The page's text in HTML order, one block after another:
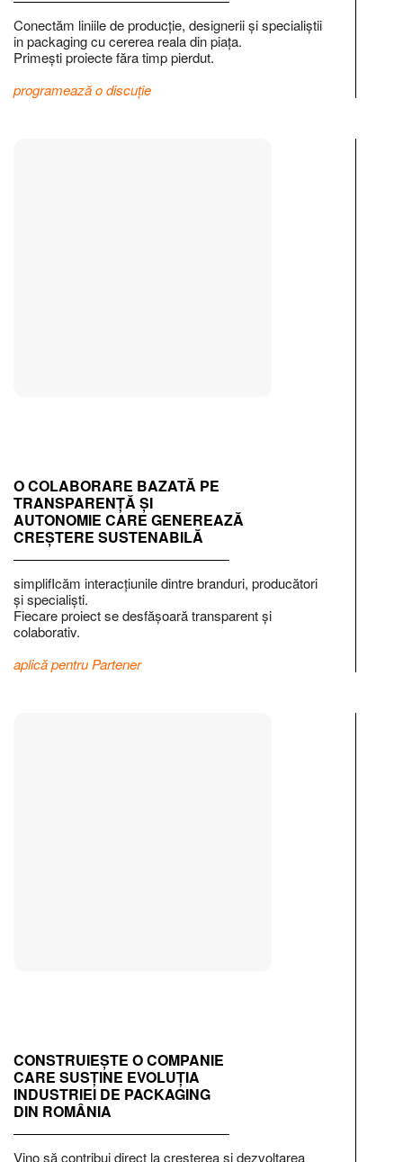
Conectăm liniile de producție, designerii și specialiștii
in packaging cu cererea reala din piața.
Primești proiecte făra timp pierdut.
programează o discuție
O COLABORARE BAZATĂ PE
TRANSPARENȚĂ ȘI
AUTONOMIE CARE GENEREAZĂ
CREȘTERE SUSTENABILĂ
simplifIcăm interacțiunile dintre branduri, producători
și specialiști.
Fiecare proiect se desfășoară transparent și
colaborativ.
aplică pentru Partener
CONSTRUIEȘTE O COMPANIE
CARE SUSȚINE EVOLUȚIA
INDUSTRIEI DE PACKAGING
DIN ROMÂNIA
Vino să contribui direct la creșterea și dezvoltarea